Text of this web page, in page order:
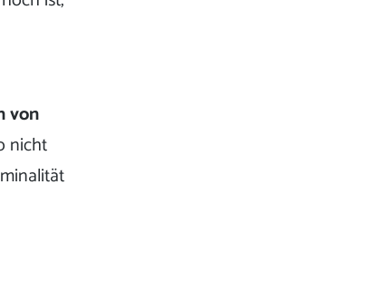
von
nicht